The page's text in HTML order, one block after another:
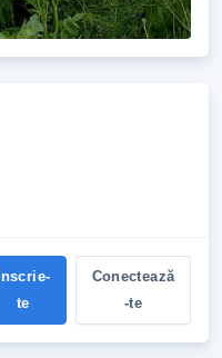
Înscrie-
te
Conectează
-te